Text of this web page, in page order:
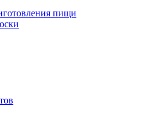
пищи